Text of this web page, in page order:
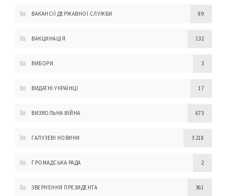
ВАКАНСІЇ ДЕРЖАВНОЇ СЛУЖБИ 89
ВАКЦИНАЦІЯ 132
ВИБОРИ 3
ВИДАТНІ УКРАЇНЦІ 17
ВИЗВОЛЬНА ВІЙНА 673
ГАЛУЗЕВІ НОВИНИ 3 218
ГРОМАДСЬКА РАДА 2
ЗВЕРНЕННЯ ПРЕЗИДЕНТА 361